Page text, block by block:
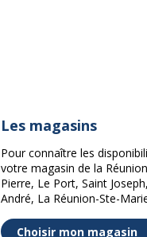
Les magasins
Pour connaître les
votre magasin de la
Pierre, Le Port, Saint
André, La Réunion-Ste-
Choisir mon magasin